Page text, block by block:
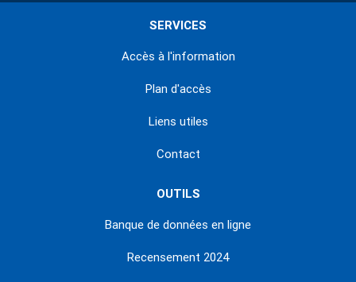
SERVICES
Accès à l'information
Plan d'accès
Liens utiles
Contact
OUTILS
Banque de données en ligne
Recensement 2024